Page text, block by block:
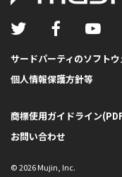
サードパーティのソフト
個人情報保護方針等
商標使用ガイドライン
お問い合わせ
©2026Mujin, Inc.